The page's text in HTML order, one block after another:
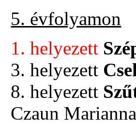
5. évfolyamon
1. helyezett
3. helyezett
8. helyezett
Czaun